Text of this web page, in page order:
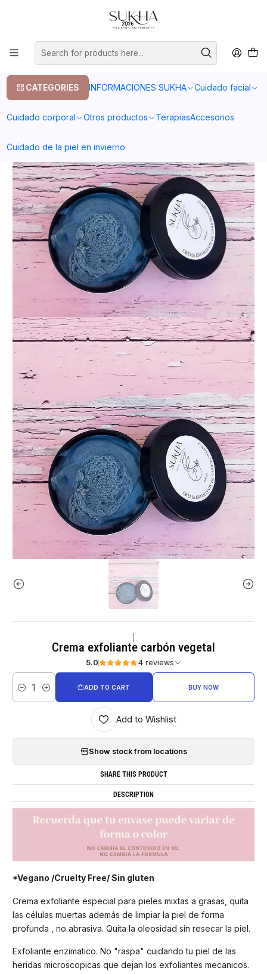
CATEGORIES INFORMACIONES SUKHA Cuidado facial
Cuidado corporal Otros productos TerapiasAccesorios
Cuidado de la piel en invierno
20% en tu primera compra con el codigo COMPRA1
Crema exfoliante carbón vegetal
Crema exfoliante carbón vegetal
5.0 4 reviews
Quantity
ADD TO CART BUY NOW
Add to Wishlist
Show stock from locations
SHARE THIS PRODUCT
DESCRIPTION
*Vegano /Cruelty Free/ Sin gluten
Crema exfoliante especial para pieles mixtas a grasas, quita
las células muertas además de limpiar la piel de forma
profunda , no abrasiva. Quita la oleosidad sin resecar la piel.
Exfoliante enzimatico. No "raspa" cuidando tu piel de las
heridas microscopicas que dejan los exfoliantes mecanicos.